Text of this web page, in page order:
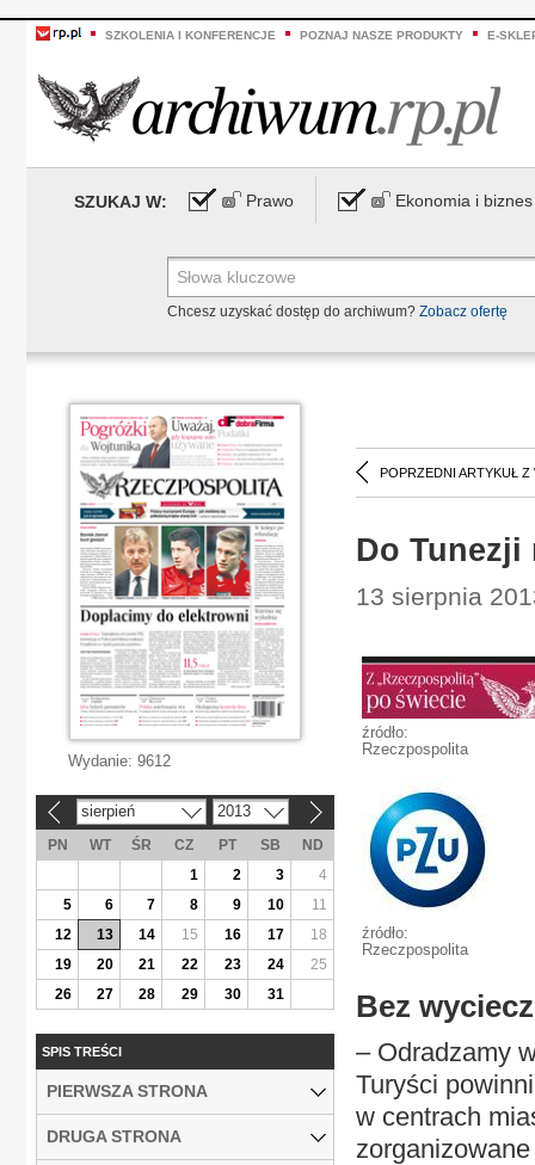
SZKOLENIA I KONFERENCJE POZNAJ NASZE PRODUKTY E-
SZUKAJ W: Prawo Ekonomia i biznes
Chcesz uzyskać dostęp do archiwum? Zobacz ofertę
POPRZEDNI ARTYKUŁ Z
Do Tunezji
13 sierpnia
źródło:
Rzeczpospolita
źródło:
Rzeczpospolita
Bez
– Odradzamy
Turyści
w centrach
Wydanie: 9612
sierpień 2013
PN WT ŚR CZ PT SB
ND
1
2 3
4
5
6 7 8 9 10
11
12
13 14 15 16 17
18
19
20 21 22 23 24
25
26
27 28 29 30 31
SPIS TREŚCI
PIERWSZA STRONA
DRUGA STRONA